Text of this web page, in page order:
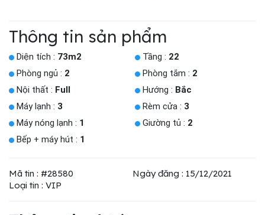
Thông tin sản phẩm
Diện tích : 73m2 Tầng : 22
Phòng ngủ : 2 Phòng tắm : 2
Nội thất : Full Hướng : Bắc
Máy lạnh : 3 Rèm cửa : 3
Máy nóng lạnh : 1 Giường tủ : 2
Bếp + máy hút : 1
Mã tin : #28580
Ngày đăng : 15/12/2021
Loại tin : VIP